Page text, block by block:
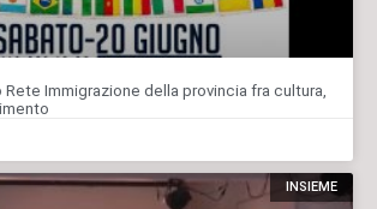
Immigrazione della provincia fra cultura,
INSIEME